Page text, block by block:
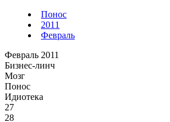
Понос
2011
Февраль
Февраль 2011
Бизнес-линч
Мозг
Понос
Идиотека
27
28